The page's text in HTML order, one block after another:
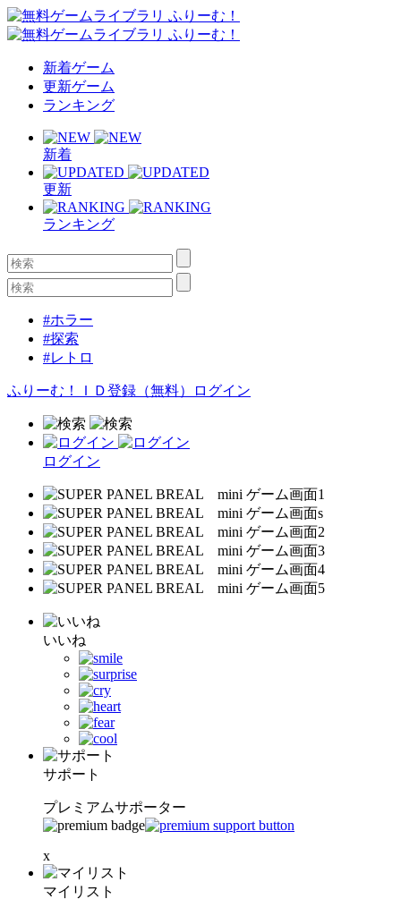
新着ゲーム
更新ゲーム
ランキング
新着
更新
ランキング
#ホラー
#探索
#レトロ
ふりーむ！ＩＤ登録（無料） ログイン
ログイン
いいね
サポート
プレミアムサポーター
x
マイリスト